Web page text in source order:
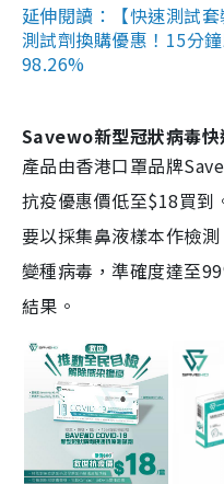
延伸閱讀：【快速測試
測試劑換購優惠！15分
98.26%
Savewo新型冠狀病毒快
產品由香港口罩品牌
抗疫優惠價低至$18買到
要以採集鼻液樣本作檢
變種病毒，準確度達至
結果。